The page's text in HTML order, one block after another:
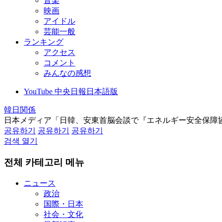
映画
アイドル
芸能一般
ランキング
アクセス
コメント
みんなの感想
YouTube 中央日報日本語版
韓日関係
日本メディア「日韓、安東首脳会談で『エネルギー安全保障
공유하기
공유하기
공유하기
검색 열기
전체 카테고리 메뉴
ニュース
政治
国際・日本
社会・文化